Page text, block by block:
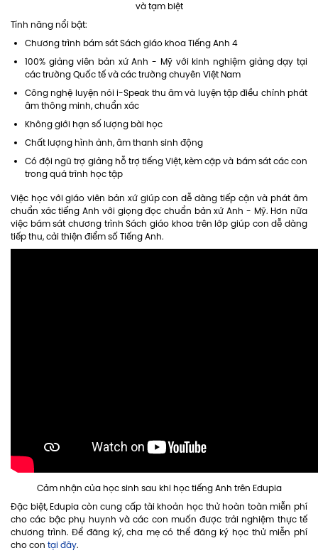
và tạm biệt
Tính năng nổi bật:
Chương trình bám sát Sách giáo khoa Tiếng Anh 4
100% giảng viên bản xứ Anh - Mỹ với kinh nghiệm giảng dạy tại
các trường Quốc tế và các trường chuyên Việt Nam
Công nghệ luyện nói i-Speak thu âm và luyện tập điều chỉnh phát
âm thông minh, chuẩn xác
Không giới hạn số lượng bài học
Chất lượng hình ảnh, âm thanh sinh động
Có đội ngũ trợ giảng hỗ trợ tiếng Việt, kèm cặp và bám sát các con
trong quá trình học tập
Việc học với giáo viên bản xứ giúp con dễ dàng tiếp cận và phát âm
chuẩn xác tiếng Anh với giọng đọc chuẩn bản xứ Anh - Mỹ. Hơn nữa
việc bám sát chương trình Sách giáo khoa trên lớp giúp con dễ dàng
tiếp thu, cải thiện điểm số Tiếng Anh.
Cảm nhận của học sinh sau khi học tiếng Anh trên Edupia
Đặc biệt, Edupia còn cung cấp tài khoản học thử hoàn toàn miễn phí
cho các bậc phụ huynh và các con muốn được trải nghiệm thực tế
chương trình. Để đăng ký, cha mẹ có thể đăng ký học thử miễn phí
cho con tại đây.